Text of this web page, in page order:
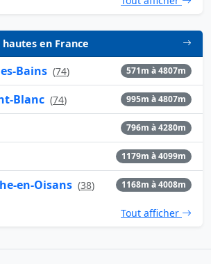
en France
Bains (74) 571m à 4807m
Blanc (74) 995m à 4807m
796m à 4280m
1179m à 4099m
en-Oisans (38) 1168m à 4008m
Tout afficher